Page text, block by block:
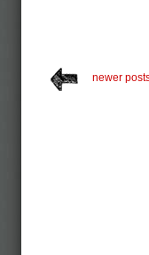
newer